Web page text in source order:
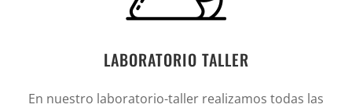
LABORATORIO TALLER
En nuestro laboratorio-taller realizamos todas las